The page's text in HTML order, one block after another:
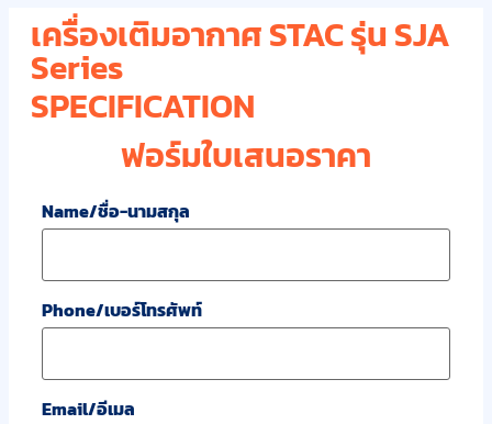
เครื่องเติมอากาศ STAC รุ่น SJA
Series
SPECIFICATION
ฟอร์มใบเสนอราคา
Name/ชื่อ-นามสกุล
Phone/เบอร์โทรศัพท์
Email/อีเมล